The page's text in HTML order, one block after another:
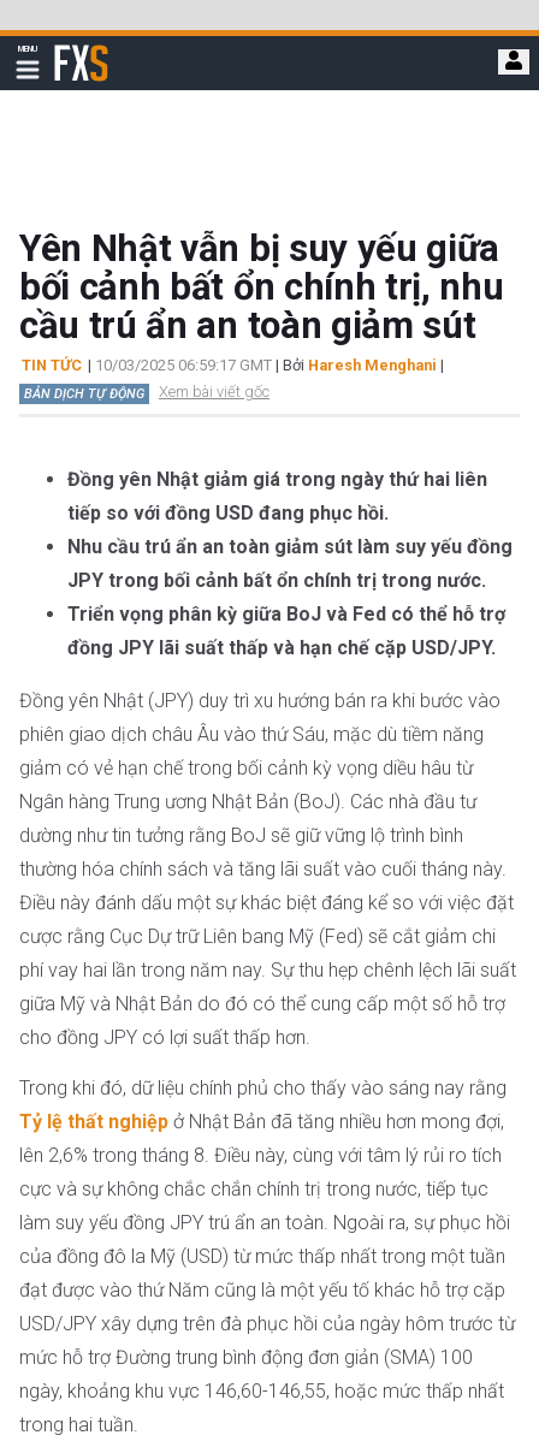
qua
đi
MENU
Hiển
thị
FXStreet
Yên Nhật vẫn bị suy yếu giữa
bối cảnh bất ổn chính trị, nhu
cầu trú ẩn an toàn giảm sút
TIN TỨC | 10/03/2025 06:59:17 GMT | Bởi Haresh Menghani |
BẢN DỊCH TỰ ĐỘNG Xem bài viết gốc
Đồng yên Nhật giảm giá trong ngày thứ hai liên
tiếp so với đồng USD đang phục hồi.
Nhu cầu trú ẩn an toàn giảm sút làm suy yếu đồng
JPY trong bối cảnh bất ổn chính trị trong nước.
Triển vọng phân kỳ giữa BoJ và Fed có thể hỗ trợ
đồng JPY lãi suất thấp và hạn chế cặp USD/JPY.
Đồng yên Nhật (JPY) duy trì xu hướng bán ra khi bước vào
phiên giao dịch châu Âu vào thứ Sáu, mặc dù tiềm năng
giảm có vẻ hạn chế trong bối cảnh kỳ vọng diều hâu từ
Ngân hàng Trung ương Nhật Bản (BoJ). Các nhà đầu tư
dường như tin tưởng rằng BoJ sẽ giữ vững lộ trình bình
thường hóa chính sách và tăng lãi suất vào cuối tháng này.
Điều này đánh dấu một sự khác biệt đáng kể so với việc đặt
cược rằng Cục Dự trữ Liên bang Mỹ (Fed) sẽ cắt giảm chi
phí vay hai lần trong năm nay. Sự thu hẹp chênh lệch lãi suất
giữa Mỹ và Nhật Bản do đó có thể cung cấp một số hỗ trợ
cho đồng JPY có lợi suất thấp hơn.
Trong khi đó, dữ liệu chính phủ cho thấy vào sáng nay rằng
Tỷ lệ thất nghiệp ở Nhật Bản đã tăng nhiều hơn mong đợi,
lên 2,6% trong tháng 8. Điều này, cùng với tâm lý rủi ro tích
cực và sự không chắc chắn chính trị trong nước, tiếp tục
làm suy yếu đồng JPY trú ẩn an toàn. Ngoài ra, sự phục hồi
của đồng đô la Mỹ (USD) từ mức thấp nhất trong một tuần
đạt được vào thứ Năm cũng là một yếu tố khác hỗ trợ cặp
USD/JPY xây dựng trên đà phục hồi của ngày hôm trước từ
mức hỗ trợ Đường trung bình động đơn giản (SMA) 100
ngày, khoảng khu vực 146,60-146,55, hoặc mức thấp nhất
trong hai tuần.